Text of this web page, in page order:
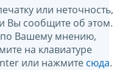
или неточность,
Вы сообщите об этом.
по Вашему мнению,
на клавиатуре
или нажмите сюда.